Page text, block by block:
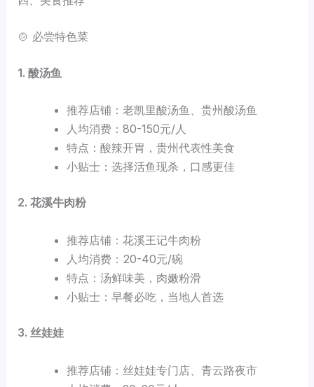
🍲 必尝特色菜
1. 酸汤鱼
推荐店铺：老凯里酸汤鱼、贵州酸汤鱼
人均消费：80-150元/人
特点：酸辣开胃，贵州代表性美食
小贴士：选择活鱼现杀，口感更佳
2. 花溪牛肉粉
推荐店铺：花溪王记牛肉粉
人均消费：20-40元/碗
特点：汤鲜味美，肉嫩粉滑
小贴士：早餐必吃，当地人首选
3. 丝娃娃
推荐店铺：丝娃娃专门店、青云路夜市